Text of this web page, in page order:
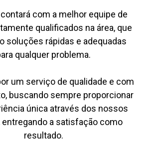
com a melhor equipe de
qualificados na área, que
soluções rápidas e adequadas
qualquer problema.
um serviço de qualidade e com
buscando sempre proporcionar
única através dos nossos
a satisfação como
resultado.